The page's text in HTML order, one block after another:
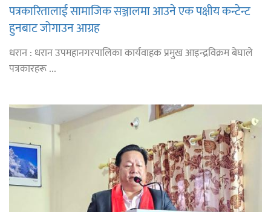
पत्रकारितालाई सामाजिक सञ्जालमा आउने एक पक्षीय कन्टेन्ट
हुनबाट जोगाउन आग्रह
धरान : धरान उपमहानगरपालिका कार्यवाहक प्रमुख आइन्द्रविक्रम बेघाले
पत्रकारहरू ...